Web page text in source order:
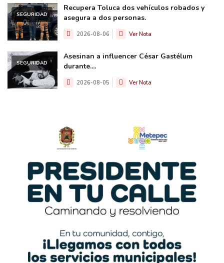
SEGURIDAD
Recupera Toluca dos vehículos robados y
asegura a dos personas.
2026-08-06 Ver Nota
SEGURIDAD
Asesinan a influencer César Gastélum
durante....
2026-08-05 Ver Nota